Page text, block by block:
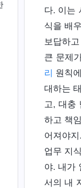
다. 이는
식을 배
보답하
큰 문제
리 원칙
대하는
고, 대충
하고 책
어져야
업무 지
야. 내가
서의 내